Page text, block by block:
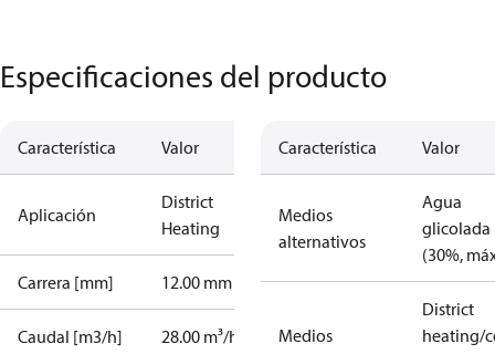
Especificaciones del producto
Característica Valor
Aplicación
District
Heating
Carrera [mm] 12.00 mm
Caudal [m3/h] 28.00 m³/h
Característica Valor
Medios
alternativos
Agua
glicolada
(30%,
Medios
District
heating/